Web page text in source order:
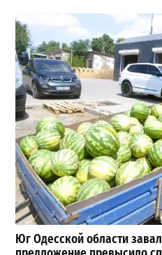
Юг Одесской области